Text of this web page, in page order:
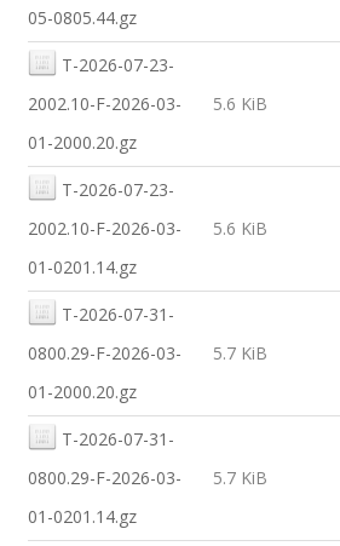
05-0805.44.gz
T-2026-07-23-
2002.10-F-2026-03-
01-2000.20.gz
5.6 KiB
T-2026-07-23-
2002.10-F-2026-03-
01-0201.14.gz
5.6 KiB
T-2026-07-31-
0800.29-F-2026-03-
01-2000.20.gz
5.7 KiB
T-2026-07-31-
0800.29-F-2026-03-
01-0201.14.gz
5.7 KiB